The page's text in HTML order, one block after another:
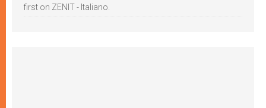
first on ZENIT - Italiano.